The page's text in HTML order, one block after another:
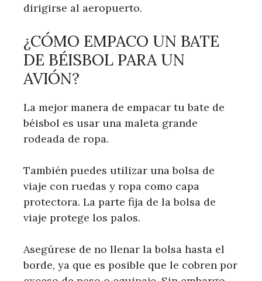
dirigirse al aeropuerto.
¿CÓMO EMPACO UN BATE
DE BÉISBOL PARA UN
AVIÓN?
La mejor manera de empacar tu bate de
béisbol es usar una maleta grande
rodeada de ropa.
También puedes utilizar una bolsa de
viaje con ruedas y ropa como capa
protectora. La parte fija de la bolsa de
viaje protege los palos.
Asegúrese de no llenar la bolsa hasta el
borde, ya que es posible que le cobren por